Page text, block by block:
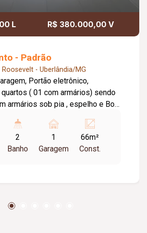
L R$ 380.000,00 V
- Padrão
Roosevelt - Uberlândia/MG
Portão eletrônico,
( 01 com armários) sendo
armários sob pia , espelho e Box
e Box em blindex, Cozinha
Piso - porcelanato,
gás e agua.
2
Banho
1
Garagem
66m²
Const.